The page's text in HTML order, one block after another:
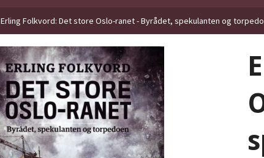
Erling Folkvord: Det store Oslo-ranet - Byrådet, spekulanten og